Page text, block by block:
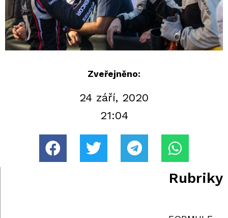
Zveřejněno:
24 září, 2020
21:04
Rubriky